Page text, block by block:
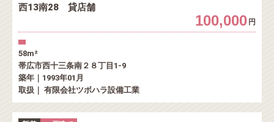
西13南28 貸店舗
100,000 円
58m²
帯広市西十三条南２８丁目1-9
築年｜1993年01月
取扱｜ 有限会社ツボハラ設備工業